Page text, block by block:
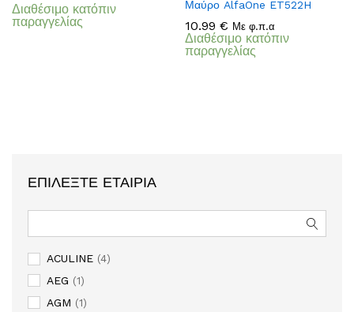
list
Διαθέσιμο κατόπιν
παραγγελίας
list
Μαύρο AlfaOne ET522H
10.99 € Με φ.π.α
Διαθέσιμο κατόπιν
παραγγελίας
ΕΠΙΛΈΞΤΕ ΕΤΑΙΡΊΑ
ACULINE (4)
AEG (1)
AGM (1)